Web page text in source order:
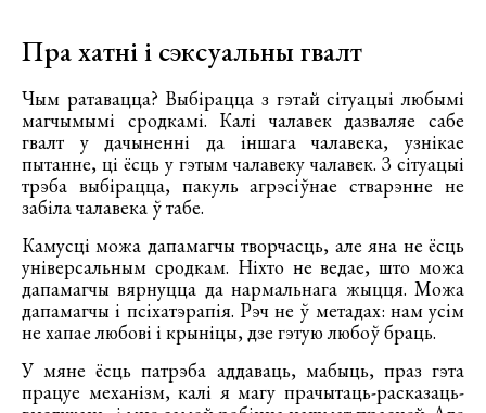
Пра хатні і сэксуальны гвалт
Чым ратавацца? Выбірацца з гэтай сітуацыі любымі
магчымымі сродкамі. Калі чалавек дазваляе сабе
гвалт у дачыненні да іншага чалавека, узнікае
пытанне, ці ёсць у гэтым чалавеку чалавек. З сітуацыі
трэба выбірацца, пакуль агрэсіўнае стварэнне не
забіла чалавека ў табе.
Камусці можа дапамагчы творчасць, але яна не ёсць
універсальным сродкам. Ніхто не ведае, што можа
дапамагчы вярнуцца да нармальнага жыцця. Можа
дапамагчы і псіхатэрапія. Рэч не ў метадах: нам усім
не хапае любові і крыніцы, дзе гэтую любоў браць.
У мяне ёсць патрэба аддаваць, мабыць, праз гэта
працуе механізм, калі я магу прачытаць-расказаць-